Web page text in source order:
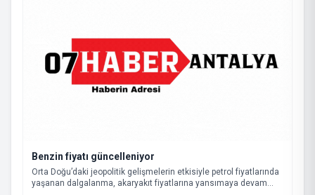
Benzin fiyatı güncelleniyor
Orta Doğu’daki jeopolitik gelişmelerin etkisiyle petrol fiyatlarında
yaşanan dalgalanma, akaryakıt fiyatlarına yansımaya devam